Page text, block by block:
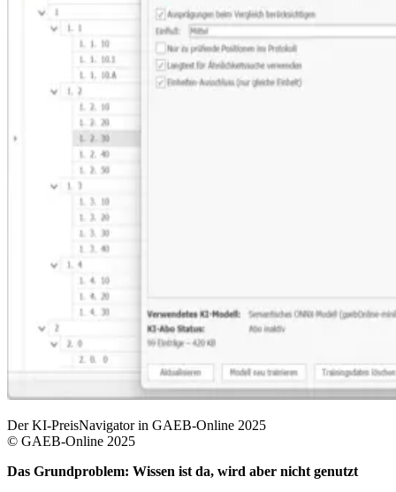
Der KI-PreisNavigator in GAEB-Online 2025
© GAEB-Online 2025
Das Grundproblem: Wissen ist da, wird aber nicht genutzt